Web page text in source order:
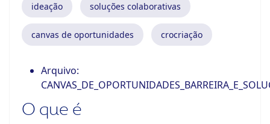
ideação soluções colaborativas
canvas de oportunidades crocriação
Arquivo:
O que é